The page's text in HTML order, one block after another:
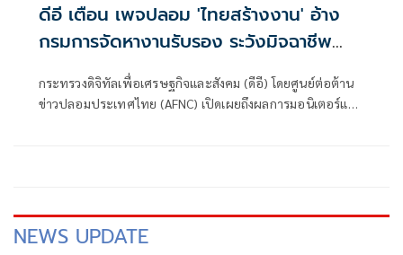
ดีอี เตือน เพจปลอม 'ไทยสร้างงาน' อ้าง
กรมการจัดหางานรับรอง ระวังมิจฉาชีพ
หลอก สูญเงิน-ข้อมูลส่วนบุคคล
กระทรวงดิจิทัลเพื่อเศรษฐกิจและสังคม (ดีอี) โดยศูนย์ต่อต้าน
ข่าวปลอมประเทศไทย (AFNC) เปิดเผยถึงผลการมอนิเตอร์และ
NEWS UPDATE